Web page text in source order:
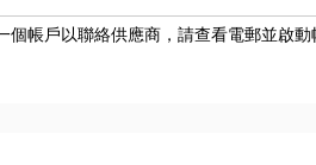
個帳戶以聯絡供應商，請查看電郵並啟動